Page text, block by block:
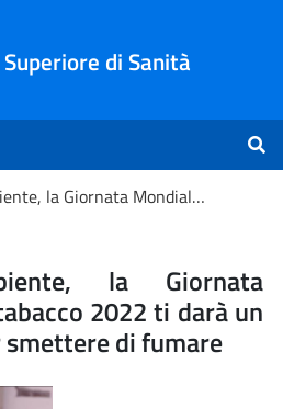
di Sanità
Proteggi l'ambiente, la Giornata Mondiale senza tabacco 2022 ti darà un motivo in più per smettere di fumare
la
la Giornata
2022 ti darà un
di fumare